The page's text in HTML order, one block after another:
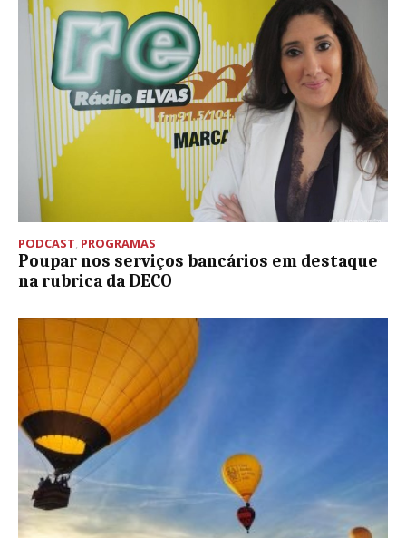
PODCAST, PROGRAMAS
Poupar nos serviços bancários em destaque
na rubrica da DECO